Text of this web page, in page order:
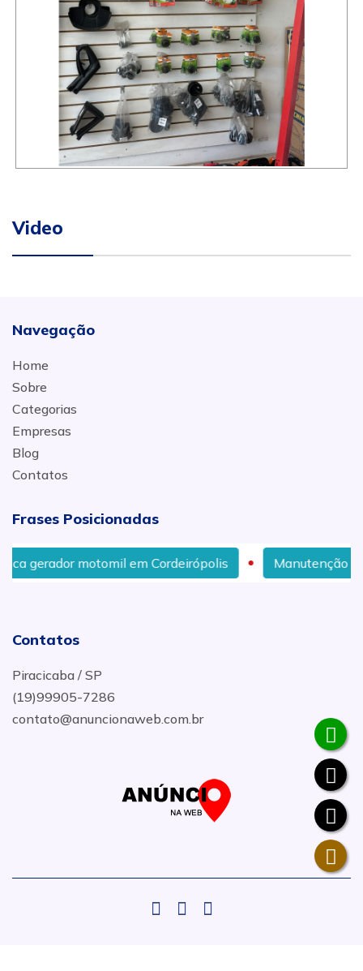
Video
Navegação
Home
Sobre
Categorias
Empresas
Blog
Contatos
Frases Posicionadas
em Cordeirópolis Manutenção de gerador a diesel
Contatos
Piracicaba / SP
(19)99905-7286
contato@anuncionaweb.com.br